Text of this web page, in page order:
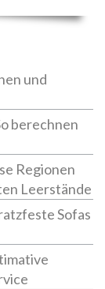
und
berechnen
Regionen
Leerstände
Sofas